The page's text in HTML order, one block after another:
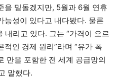
을 밑돌겠지만, 5월과 6월 연휴
능성이 있다고 내다봤다. 물론
내리고 있다. 그는 “가격이 오르
인 경제 원리”라며 “유가 폭
만을 포함한 전 세계 공급망의
말했다.